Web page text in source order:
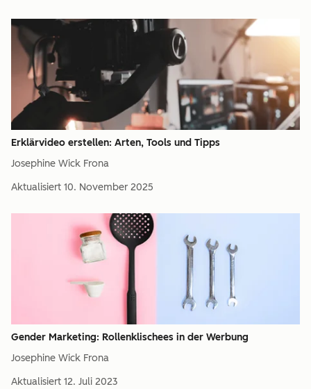
Erklärvideo erstellen: Arten, Tools und Tipps
Josephine Wick Frona
Aktualisiert 10. November 2025
Gender Marketing: Rollenklischees in der Werbung
Josephine Wick Frona
Aktualisiert 12. Juli 2023